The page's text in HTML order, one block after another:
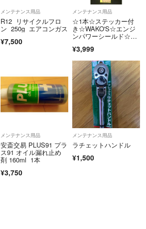
メンテナンス用品
R12 リサイクルフロ
ン 250g エアコンガス
¥7,500
メンテナンス用品
☆1本☆ステッカー付
き☆WAKO'S☆エンジ
ンパワーシールド☆ワ
¥3,999
メンテナンス用品
安斎交易 PLUS91 プラ
ス91 オイル漏れ止め
剤 160ml 1本
¥3,750
メンテナンス用品
ラチェットハンドル
¥1,500